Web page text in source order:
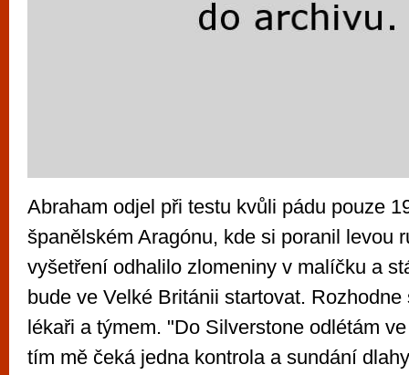
Abraham odjel při testu kvůli pádu pouze
španělském Aragónu, kde si poranil levou
vyšetření odhalilo zlomeniny v malíčku a
bude ve Velké Británii startovat.
lékaři a týmem. "Do Silverstone odlétám
tím mě čeká jedna kontrola a sundání